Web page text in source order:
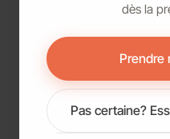
dès la
Prendre
Pas certaine?